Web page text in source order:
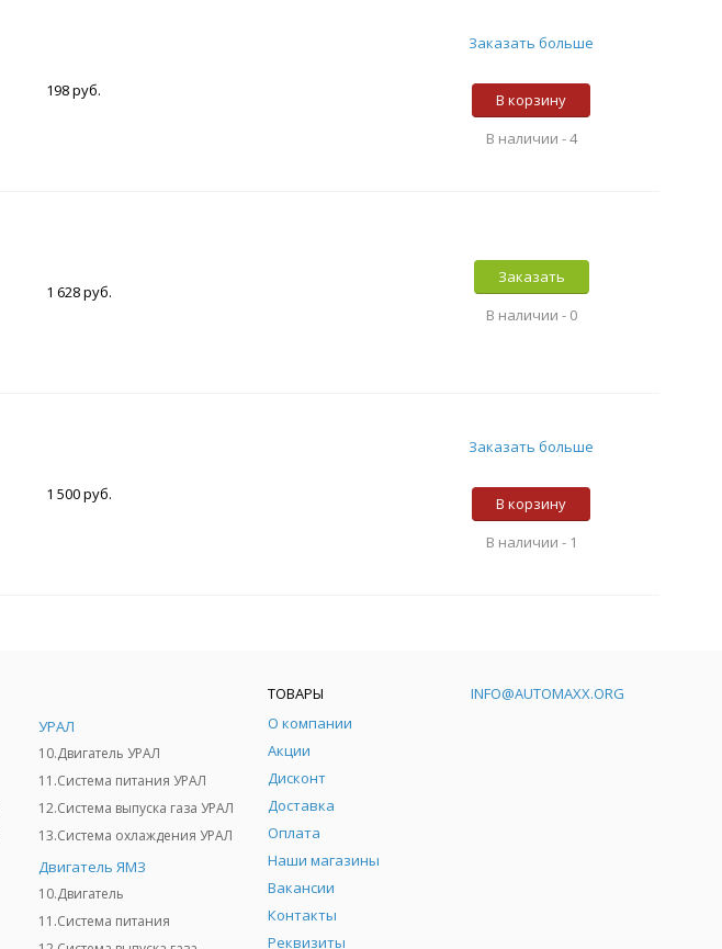
198 руб.
Заказать больше
В корзину
В наличии -4
1 628 руб.
Заказать
В наличии - 0
1 500 руб.
Заказать больше
В корзину
В наличии - 1
УРАЛ
10.Двигатель УРАЛ
11.Система питания УРАЛ
12.Система выпуска газа УРАЛ
13.Система охлаждения УРАЛ
Двигатель ЯМЗ
10.Двигатель
11.Система питания
ТОВАРЫ
О компании
Акции
Дисконт
Доставка
Оплата
Наши магазины
Вакансии
Контакты
Реквизиты
INFO@AUTOMAXX.ORG